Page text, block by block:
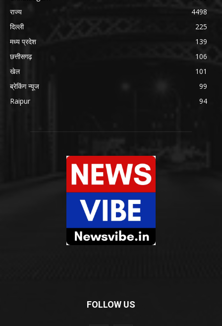
राज्य
4498
दिल्ली
225
मध्य प्रदेश
139
छत्तीसगढ़
106
खेल
101
ब्रेकिंग न्यूज
99
Raipur
94
FOLLOW US